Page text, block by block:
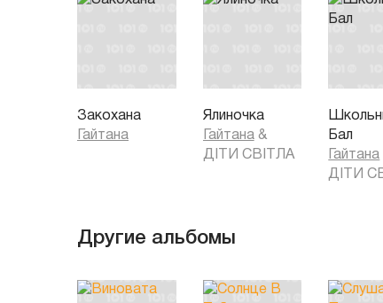
Закохана
Гайтана
Ялиночка
Гайтана &
ДІТИ СВІТЛА
Бал
Гайтана
ДІТИ
Другие альбомы